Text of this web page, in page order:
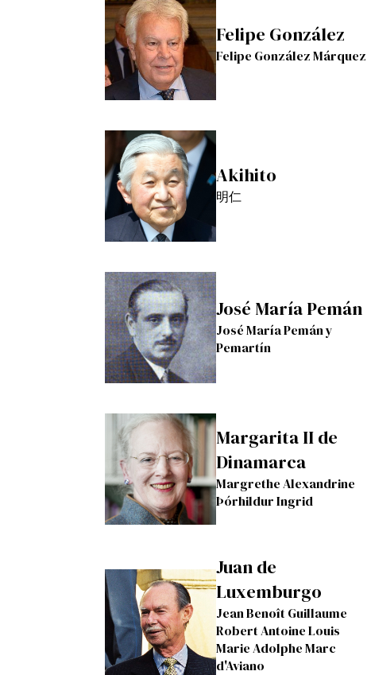
Felipe González
Felipe González Márquez
Akihito
明仁
José María Pemán
José María Pemán y
Pemartín
Margarita II de
Dinamarca
Margrethe Alexandrine
Þórhildur Ingrid
Juan de
Luxemburgo
Jean Benoît Guillaume
Robert Antoine Louis
Marie Adolphe Marc
d'Aviano